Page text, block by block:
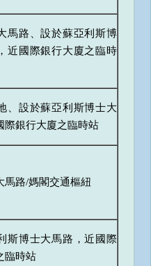
馬路、設於蘇亞利斯博
近國際銀行大廈之臨時
、設於蘇亞利斯博士大
際銀行大廈之臨時站
馬路/媽閣交通樞紐
斯博士大馬路，近國際
臨時站